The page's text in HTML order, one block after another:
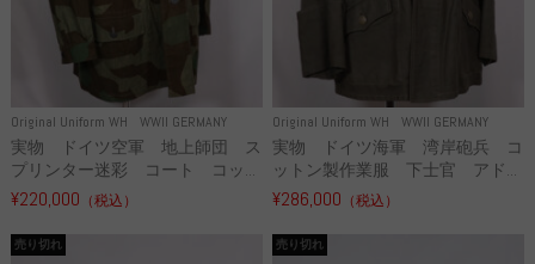
Original Uniform WH WWII GERMANY
実物 ドイツ空軍 地上師団 ス
プリンター迷彩 コート コッ...
¥220,000 （税込）
Original Uniform WH WWII GERMANY
実物 ドイツ海軍 湾岸砲兵 コ
ットン製作業服 下士官 アド...
¥286,000 （税込）
売り切れ 売り切れ